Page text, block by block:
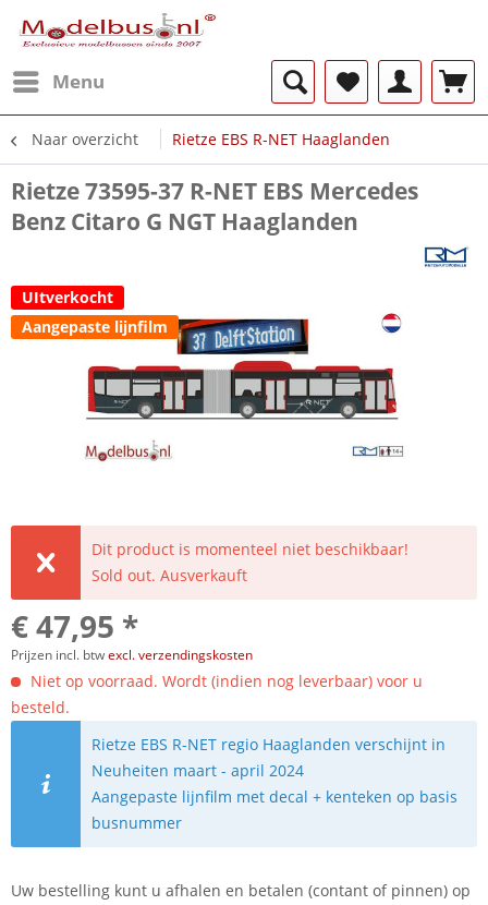
Menu
Naar overzicht Rietze EBS R-NET Haaglanden
Rietze 73595-37 R-NET EBS Mercedes
Benz Citaro G NGT Haaglanden
UItverkocht
Aangepaste lijnfilm
Dit product is momenteel niet beschikbaar!
Sold out. Ausverkauft
€ 47,95 *
Prijzen incl. btwexcl. verzendingskosten
Niet op voorraad. Wordt (indien nog leverbaar) voor u
besteld.
Rietze EBS R-NET regio Haaglanden verschijnt in
Neuheiten maart - april 2024
Aangepaste lijnfilm met decal + kenteken op basis
busnummer
Uw bestelling kunt u afhalen en betalen (contant of pinnen) op